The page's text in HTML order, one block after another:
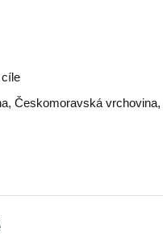
, Českomoravská vrchovina,